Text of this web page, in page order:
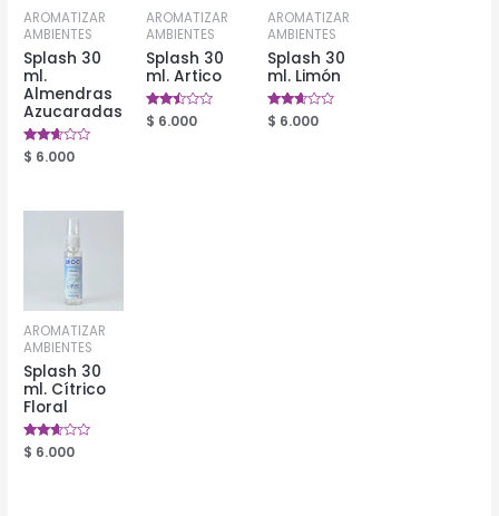
AROMATIZAR
AMBIENTES
Splash 30
ml.
Almendras
Azucaradas
Valorado
en
$ 6.000
AROMATIZAR
AMBIENTES
Splash 30
ml. Artico
Valorado
en
$ 6.000
AROMATIZAR
AMBIENTES
Splash 30
ml. Limón
Valorado
en
$ 6.000
AROMATIZAR
AMBIENTES
Splash 30
ml. Cítrico
Floral
Valorado
en
$ 6.000